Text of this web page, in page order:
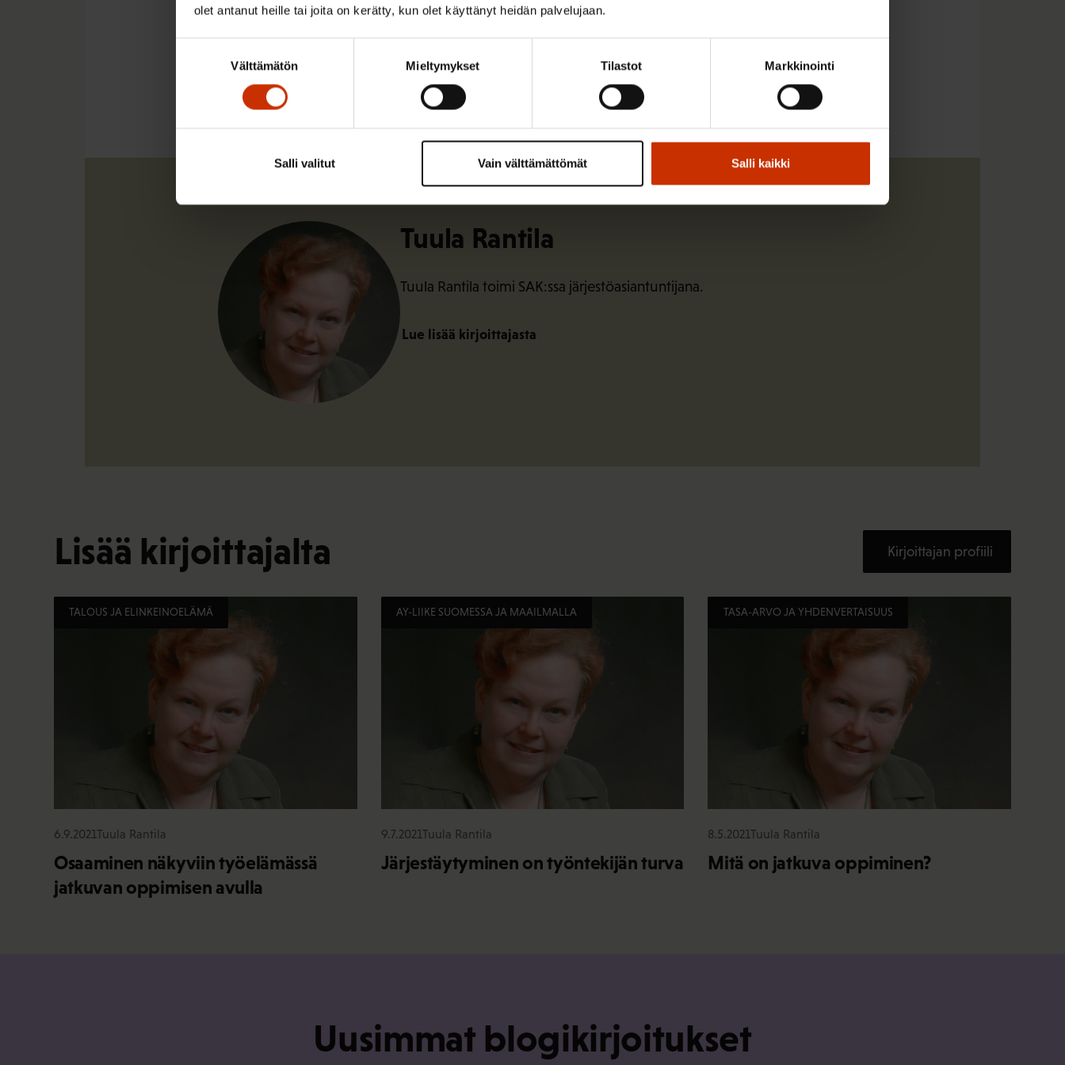
olet antanut heille tai joita on kerätty, kun olet käyttänyt heidän palvelujaan.
Välttämätön Mieltymykset Tilastot Markkinointi
Vain välttämättömät
Salli valitut Salli kaikki
AIKUISKOULUTUS
Tuula Rantila
Tuula Rantila toimi SAK:ssa järjestöasiantuntijana.
Lue lisää kirjoittajasta
Lisää kirjoittajalta Kirjoittajan profiili
TALOUS JA ELINKEINOELÄMÄ
6.9.2021Tuula Rantila
Osaaminen näkyviin työelämässä
jatkuvan oppimisen avulla
AY-LIIKE SUOMESSA JA MAAILMALLA
9.7.2021Tuula Rantila
Järjestäytyminen on työntekijän turva
TASA-ARVO JA YHDENVERTAISUUS
8.5.2021Tuula Rantila
Mitä on jatkuva oppiminen?
Uusimmat blogikirjoitukset